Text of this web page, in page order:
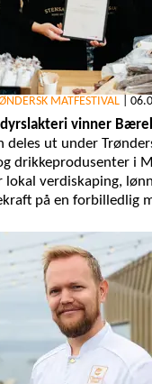
MATFESTIVAL
vinner
deles ut under
drikkeprodusenter i
lokal verdiskaping,
på en forbilledlig